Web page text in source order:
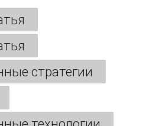
стратегии